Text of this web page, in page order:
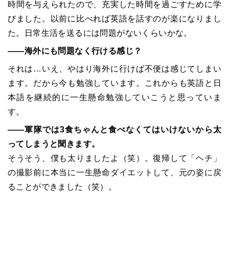
時間を与えられたので、充実した時間を過ごすために学
びました。以前に比べれば英語を話すのが楽になりまし
た。日常生活を送るには問題がないくらいかな。
――海外にも問題なく行ける感じ？
それは…いえ、やはり海外に行けば不便は感じてしまい
ます。だから今も勉強しています。これからも英語と日
本語を継続的に一生懸命勉強していこうと思っていま
す。
――軍隊では3食ちゃんと食べなくてはいけないから太
ってしまうと聞きます。
そうそう、僕も太りましたよ（笑）。復帰して「ヘチ」
の撮影前に本当に一生懸命ダイエットして、元の姿に戻
ることができました（笑）。